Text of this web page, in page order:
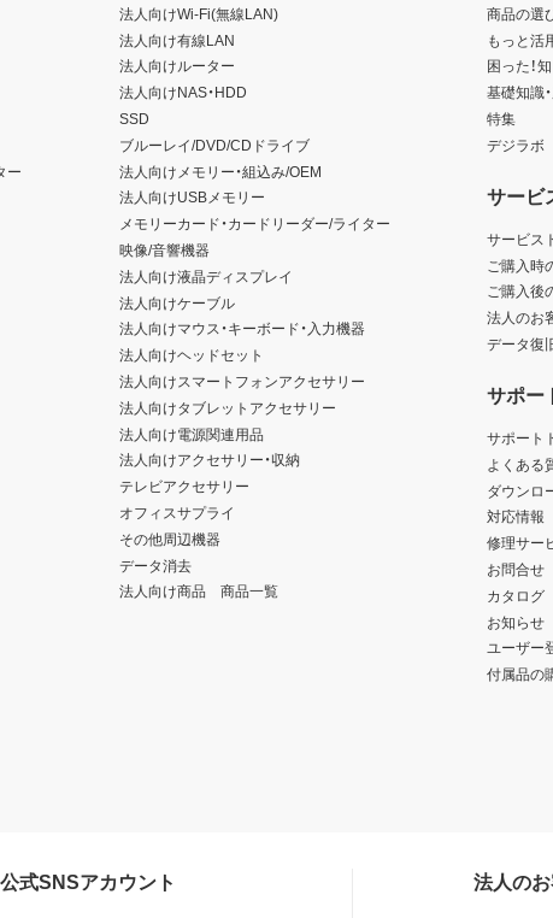
ー
法人向けWi-Fi(無線LAN)
法人向け有線LAN
法人向けルーター
法人向けNAS・HDD
SSD
ブルーレイ/DVD/CDドライブ
法人向けメモリー・組込み/OEM
法人向けUSBメモリー
メモリーカード・カードリーダー/ライター
映像/音響機器
法人向け液晶ディスプレイ
法人向けケーブル
法人向けマウス・キーボード・入力機器
法人向けヘッドセット
法人向けスマートフォンアクセサリー
法人向けタブレットアクセサリー
法人向け電源関連用品
法人向けアクセサリー・収納
テレビアクセサリー
オフィスサプライ
その他周辺機器
データ消去
法人向け商品 商品一覧
商品の選
もっと活
困った！
基礎知識
特集
デジラボ
サービ
サービス
ご購入時
ご購入後
法人のお
データ復
サポー
サポート
よくある
ダウンロ
対応情報
修理サー
お問合せ
カタログ
お知らせ
ユーザー
付属品の
公式SNSアカウント 法人の